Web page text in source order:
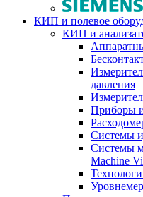
КИП и полевое
КИП и
давления
Приборы
Системы
Системы
Machine